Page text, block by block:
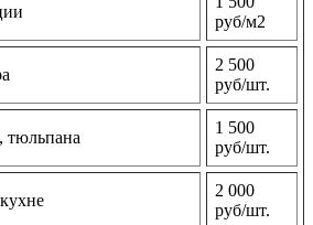
руб/м2
2 500
руб/шт.
тюльпана
1 500
руб/шт.
2 000
руб/шт.